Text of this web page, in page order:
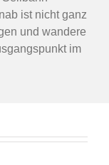
ist nicht ganz
und wandere
im